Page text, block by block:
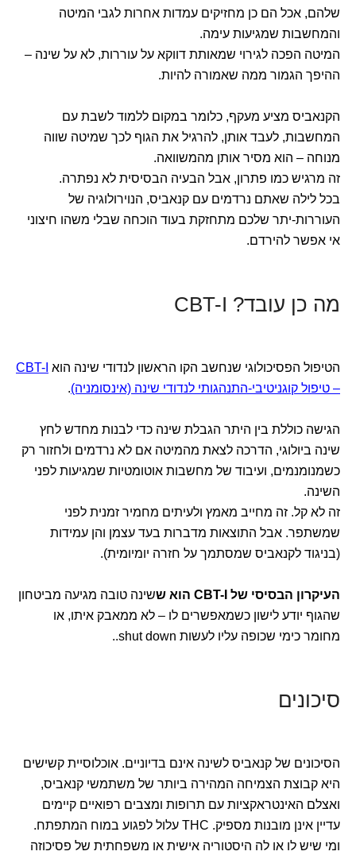
שלהם, אכל הם כן מחזיקים עמדות אחרות לגבי המיטה
והמחשבות שמגיעות עימה.
המיטה הפכה לגירוי שמאותת דווקא על עוררות, לא על שינה –
ההיפך הגמור ממה שאמורה להיות.
הקנאביס מציע מעקף, כלומר במקום ללמוד לשבת עם
המחשבות, לעבד אותן, להרגיל את הגוף לכך שמיטה שווה
מנוחה – הוא מסיר אותן מהמשוואה.
זה מרגיש כמו פתרון, אבל הבעיה הבסיסית לא נפתרה.
בכל לילה שאתם נרדמים עם קנאביס, הנוירולוגיה של
העוררות-יתר שלכם מתחזקת בעוד הוכחה שבלי משהו חיצוני
אי אפשר להירדם.
מה כן עובד? CBT-I
הטיפול הפסיכולוגי שנחשב הקו הראשון לנדודי שינה הוא CBT-I
– טיפול קוגניטיבי-התנהגותי לנדודי שינה (אינסומניה).
הגישה כוללת בין היתר הגבלת שינה כדי לבנות מחדש לחץ
שינה ביולוגי, הדרכה לצאת מהמיטה אם לא נרדמים ולחזור רק
כשמנומנמים, ועיבוד של מחשבות אוטומטיות שמגיעות לפני
השינה.
זה לא קל. זה מחייב מאמץ ולעיתים מחמיר זמנית לפני
שמשתפר. אבל התוצאות מדברות בעד עצמן והן עמידות
(בניגוד לקנאביס שמסתמך על חזרה יומיומית).
העיקרון הבסיסי של CBT-I הוא ש
שינה טובה מגיעה מביטחון
שהגוף יודע לישון כשמאפשרים לו – לא ממאבק איתו, או
מחומר כימי שכופה עליו לעשות shut down..
סיכונים
הסיכונים של קנאביס לשינה אינם בדיוניים. אוכלוסיית קשישים
היא קבוצת הצמיחה המהירה ביותר של משתמשי קנאביס,
ואצלם האינטראקציות עם תרופות ומצבים רפואיים קיימים
עדיין אינן מובנות מספיק. THC עלול לפגוע במוח המתפתח.
ומי שיש לו או לה היסטוריה אישית או משפחתית של פסיכוזה